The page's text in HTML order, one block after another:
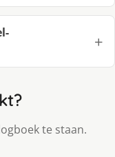
te staan.